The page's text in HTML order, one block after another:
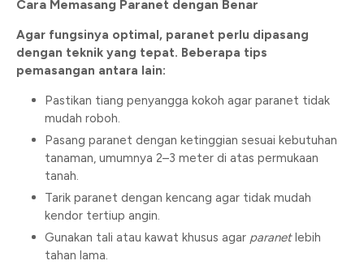
Cara Memasang Paranet dengan Benar
Agar fungsinya optimal, paranet perlu dipasang
dengan teknik yang tepat. Beberapa tips
pemasangan antara lain:
Pastikan tiang penyangga kokoh agar paranet tidak
mudah roboh.
Pasang paranet dengan ketinggian sesuai kebutuhan
tanaman, umumnya 2–3 meter di atas permukaan
tanah.
Tarik paranet dengan kencang agar tidak mudah
kendor tertiup angin.
Gunakan tali atau kawat khusus agar paranetlebih
tahan lama.